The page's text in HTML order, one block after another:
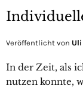
Veröffentlicht von Uli
In der Zeit, als
nutzen konnte,